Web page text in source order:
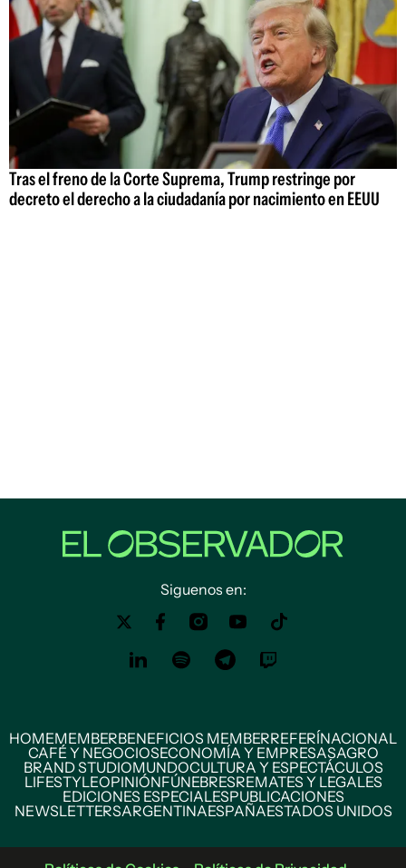
Tras el freno de la Corte Suprema, Trump restringe por
decreto el derecho a la ciudadanía por nacimiento en EEUU
Siguenos en:
HOMEMEMBERBENEFICIOS MEMBERREFERÍNACIONAL
CAFÉ Y NEGOCIOSECONOMÍA Y EMPRESASAGRO
BRAND STUDIOMUNDOCULTURA Y ESPECTÁCULOS
LIFESTYLEOPINIÓNFÚNEBRESREMATES Y LEGALES
EDICIONES ESPECIALESPUBLICACIONES
NEWSLETTERSARGENTINAESPAÑAESTADOS UNIDOS